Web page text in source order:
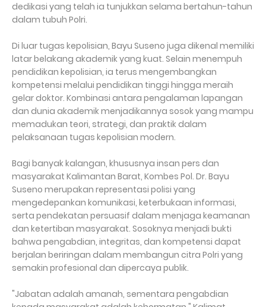
dedikasi yang telah ia tunjukkan selama bertahun-tahun
dalam tubuh Polri.
Di luar tugas kepolisian, Bayu Suseno juga dikenal memiliki
latar belakang akademik yang kuat. Selain menempuh
pendidikan kepolisian, ia terus mengembangkan
kompetensi melalui pendidikan tinggi hingga meraih
gelar doktor. Kombinasi antara pengalaman lapangan
dan dunia akademik menjadikannya sosok yang mampu
memadukan teori, strategi, dan praktik dalam
pelaksanaan tugas kepolisian modern.
Bagi banyak kalangan, khususnya insan pers dan
masyarakat Kalimantan Barat, Kombes Pol. Dr. Bayu
Suseno merupakan representasi polisi yang
mengedepankan komunikasi, keterbukaan informasi,
serta pendekatan persuasif dalam menjaga keamanan
dan ketertiban masyarakat. Sosoknya menjadi bukti
bahwa pengabdian, integritas, dan kompetensi dapat
berjalan beriringan dalam membangun citra Polri yang
semakin profesional dan dipercaya publik.
"Jabatan adalah amanah, sementara pengabdian